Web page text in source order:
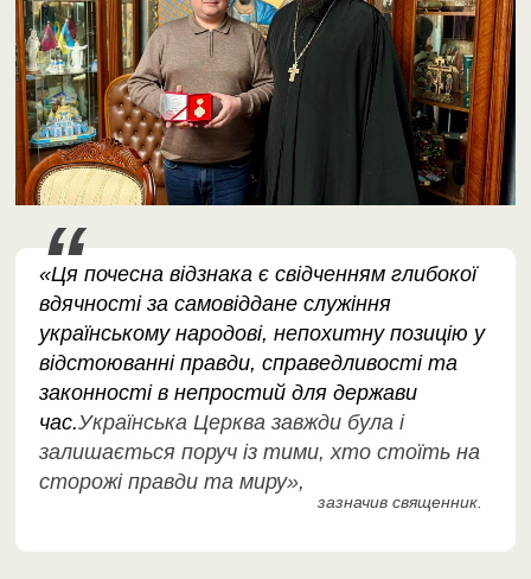
«Ця почесна відзнака є свідченням глибокої
вдячності за самовіддане служіння
українському народові, непохитну позицію у
відстоюванні правди, справедливості та
законності в непростий для держави
час.Українська Церква завжди була і
залишається поруч із тими, хто стоїть на
сторожі правди та миру»,
зазначив священник.